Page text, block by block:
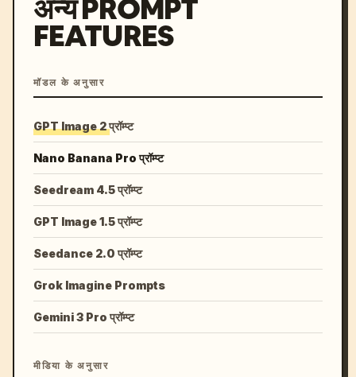
अन्य PROMPT
FEATURES
मॉडल के अनुसार
GPT Image 2 प्रॉम्प्ट
Nano Banana Pro प्रॉम्प्ट
Seedream 4.5 प्रॉम्प्ट
GPT Image 1.5 प्रॉम्प्ट
Seedance 2.0 प्रॉम्प्ट
Grok Imagine Prompts
Gemini 3 Pro प्रॉम्प्ट
मीडिया के अनुसार